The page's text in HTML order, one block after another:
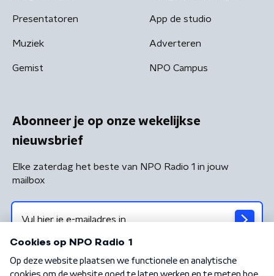
Presentatoren
Muziek
Gemist
App de studio
Adverteren
NPO Campus
Abonneer je op onze wekelijkse
nieuwsbrief
Elke zaterdag het beste van NPO Radio 1 in jouw
mailbox